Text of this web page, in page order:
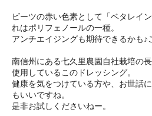
ビーツの赤い色素として「ベタレイ
れはポリフェノールの一種。
アンチエイジングも期待できるかも♪
南信州にある七久里農園自社栽培の
使用しているこのドレッシング。
健康を気をつけている方や、お世話
もいいですね。
是非お試しくださいねー。